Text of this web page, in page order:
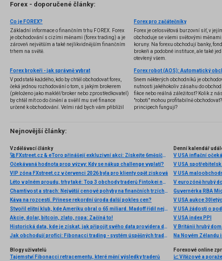
Forex - doporučené články:
Co je FOREX?
Základní informace o finančním trhu FOREX. Forex
je obchodování s cizími měnami (forex trading) a je
zároveň největším a také nejlikvidnějším finančním
trhem na světě.
Forex pro začátečníky
Forex je celosvětová burzovní síť, v
obchoduje se všemi světovými
koruny. Na forexu obchodují banky,
brokeři a podobné instituce, ale také
otevřený všem.
Forex brokeři - jak správně vybrat
V podstatě každého, kdo by chtěl obchodovat forex,
čeká jednou rozhodování o tom, s jakým brokerem
(přeloženo jako makléř/broker nebo zprostředkovatel)
by chtěl mít co do činění a svěřil mu své finance
určené k obchodování. Velmi rád bych vám přiblížil
několik příkladů nejznámějších z nich.
Snem některých obchodníků je
nutnosti jakéhokoliv zásahu do
fikce nebo reálná záležitost? Kolik z
"roboti" mohou profitabilně
principech fungují?
Nejnovější články:
Vzdělávací články
🚀 FXstreet.cz & eToro přinášejí exkluzivní akci: Získejte 6měsíční členství ve VIP zóně ZDARMA
Očekávaná hodnota prop výzvy: Kdy se nákup challenge vyplatí?
VIP zóna FXstreet.cz v červenci 2026 byla pro klienty opět zisková
Léto v plném proudu, trhy také: Top 3 obchody traderů Fintokei na indexech a zlatě
Chamtivost a strach: Největší cenové pohyby na finančních trzích (červenec 2026)
Káva na rozcestí. Přinese rekordní úroda další pokles cen?
Stvořil elitní klub, kde Ameriku obral o 65 miliard. Madoff řídil největší Ponzi dějin
Akcie, dolar, bitcoin, zlato, ropa: Začíná to!
Historická data, kde je získat, jak připojit svého data providera do MultiCharts a proč je budeme potřebovat? (4. díl)
Jak obchodují profíci: Fibonacci trading - systém úspěšných traderů
Denní kalendář
V USA inflační
V USA
V USA
V eurozóně hrubý
Guvernérka RBA
V USA aukce
V USA žádosti o
V USA index PPI
V Británii hrubý
Na Novém Zélandu
Blogy uživatelů
Tajemství Fibonacci retracementu, které mění výsledky traderů
Forexové online
📈 Vítězové a